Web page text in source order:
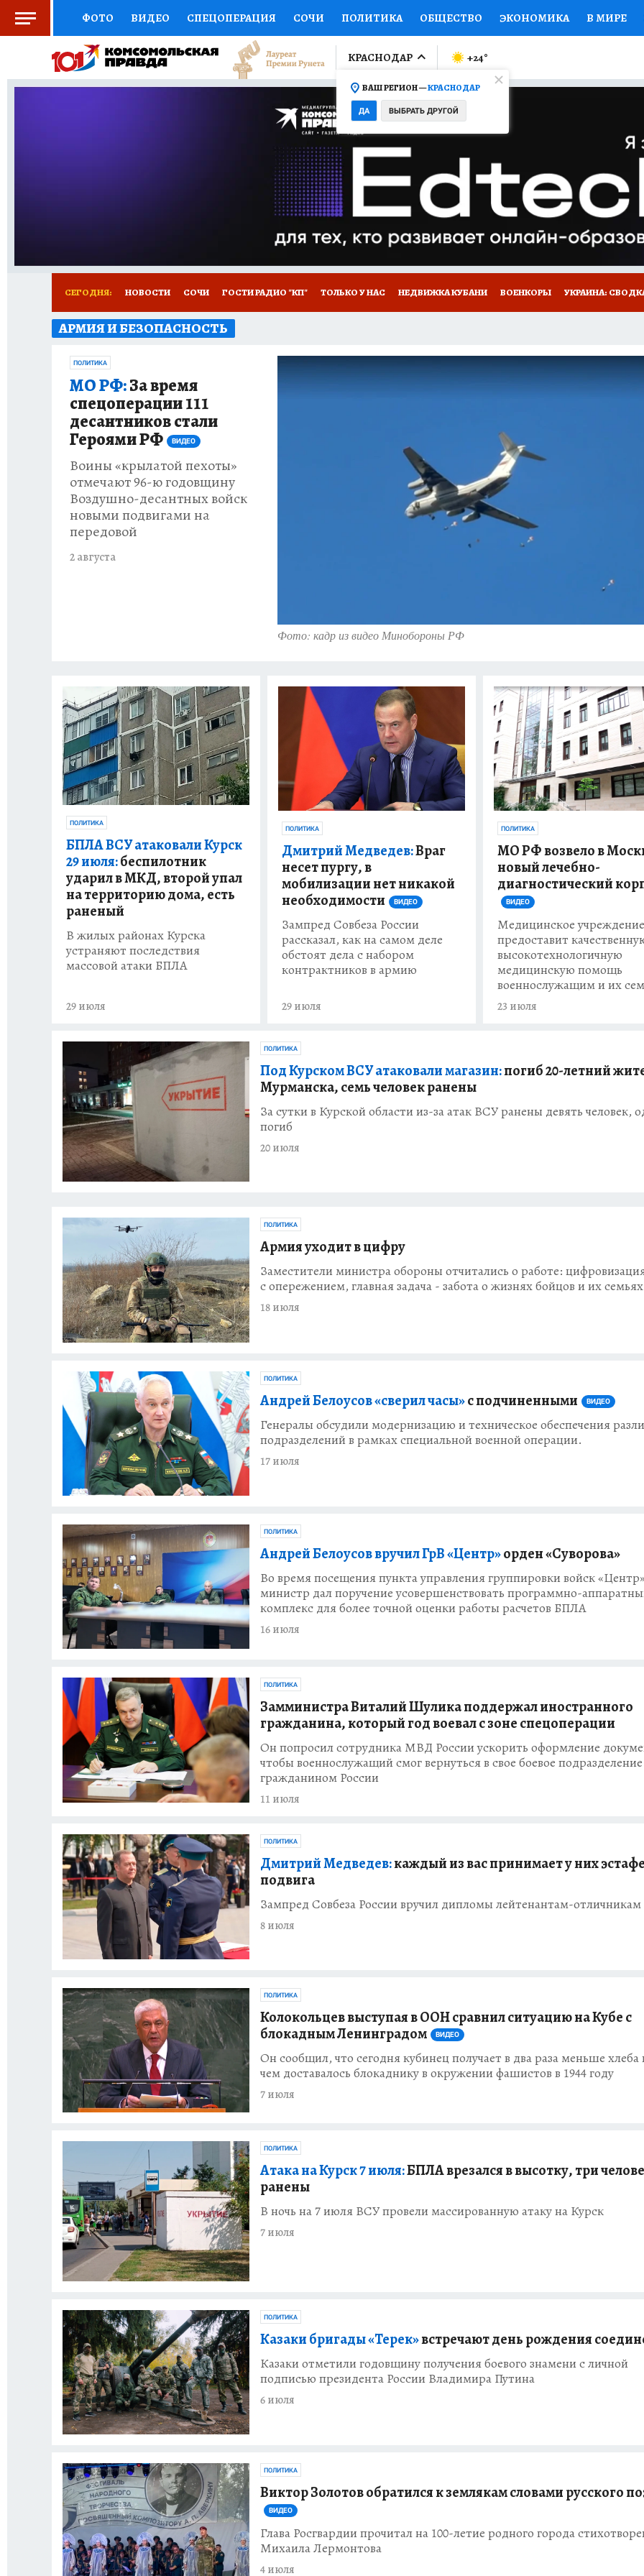
ФОТО ВИДЕО СПЕЦОПЕРАЦИЯ СОЧИ ПОЛИТИКА ОБЩЕСТВО ЭКОНОМИКА В МИРЕ
СОЦПОДДЕРЖКА НАУКА СПОРТ КОЛУМНИСТЫ ПРОИСШЕСТВИЯ НАЦИОНАЛЬНЫЕ
ВЫБОР ЭКСПЕРТОВ ДОКТОР ФИНАНСЫ ОТКРЫВАЕМ МИР Я ЗНАЮ СЕМЬЯ ЖЕНСКИЕ
ПРОГНОЗЫ НА СПОРТ ПРОМОКОДЫ СЕРИАЛЫ
ТЕЛЕВИЗОР КОЛЛЕКЦИИ КОНКУРСЫ
НОВОЕ НА САЙТЕ
КРАСНОДАР
ВАШ РЕГИОН —КРАСНОДАР
ДА ВЫБРАТЬ ДРУГОЙ
+24°
СЕГОДНЯ: НОВОСТИ СОЧИ ГОСТИ РАДИО "КП" ТОЛЬКО У НАС НЕДВИЖКА КУБАНИ ВОЕНКОРЫ УКРАИНА:
ОТДЫХ В РОССИИ ЗДОРОВЬЕ КУБАНИ
АРМИЯ И БЕЗОПАСНОСТЬ
Фото: кадр из видео Минобороны РФ
ПОЛИТИКА
МО РФ:За время
спецоперации 111
десантников стали
Героями РФ ВИДЕО
Воины «крылатой пехоты»
отмечают 96-ю годовщину
Воздушно-десантных войск
новыми подвигами на
передовой
2 августа
ПОЛИТИКА
БПЛА ВСУ атаковали Курск
29 июля:беспилотник
ударил в МКД, второй упал
на территорию дома, есть
раненый
В жилых районах Курска
устраняют последствия
массовой атаки БПЛА
29 июля
ПОЛИТИКА
Дмитрий Медведев:Враг
несет пургу, в
мобилизации нет никакой
необходимости
ВИДЕО
Зампред Совбеза России
рассказал, как на самом деле
обстоят дела с набором
контрактников в армию
29 июля
ПОЛИТИКА
МО РФ возвело в
новый лечебно-
диагностический
ВИДЕО
Медицинское учреждение
предоставит
высокотехнологичную
медицинскую помощь
военнослужащим и их
23 июля
ПОЛИТИКА
Под Курском ВСУ атаковали магазин:погиб 20-летний
Мурманска, семь человек ранены
За сутки в Курской области из-за атак ВСУ ранены девять человек,
погиб
20 июля
ПОЛИТИКА
Армия уходит в цифру
Заместители министра обороны отчитались о работе:
с опережением, главная задача - забота о жизнях бойцов и их семьях
18 июля
ПОЛИТИКА
Андрей Белоусов «сверил часы»с подчиненными ВИДЕО
Генералы обсудили модернизацию и техническое обеспечения
подразделений в рамках специальной военной операции.
17 июля
ПОЛИТИКА
Андрей Белоусов вручил ГрВ «Центр»орден «Суворова»
Во время посещения пункта управления группировки войск «Центр»
министр дал поручение усовершенствовать программно-
комплекс для более точной оценки работы расчетов БПЛА
16 июля
ПОЛИТИКА
Замминистра Виталий Шулика поддержал иностранного
гражданина, который год воевал с зоне спецоперации
Он попросил сотрудника МВД России ускорить оформление
чтобы военнослужащий смог вернуться в свое боевое подразделение
гражданином России
11 июля
ПОЛИТИКА
Дмитрий Медведев:каждый из вас принимает у них
подвига
Зампред Совбеза России вручил дипломы лейтенантам-отличникам
8 июля
ПОЛИТИКА
Колокольцев выступая в ООН сравнил ситуацию на Кубе с
блокадным Ленинградом
ВИДЕО
Он сообщил, что сегодня кубинец получает в два раза меньше хлеба
чем доставалось блокаднику в окружении фашистов в 1944 году
7 июля
ПОЛИТИКА
Атака на Курск 7 июля:БПЛА врезался в высотку, три
ранены
В ночь на 7 июля ВСУ провели массированную атаку на Курск
7 июля
ПОЛИТИКА
Казаки бригады «Терек»встречают день рождения
Казаки отметили годовщину получения боевого знамени с личной
подписью президента России Владимира Путина
6 июля
ПОЛИТИКА
Виктор Золотов обратился к землякам словами русского
ВИДЕО
Глава Росгвардии прочитал на 100-летие родного города
Михаила Лермонтова
4 июля